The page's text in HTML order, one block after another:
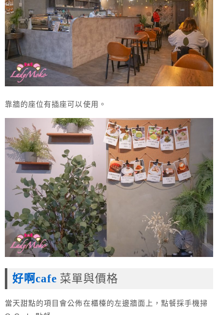
靠牆的座位有插座可以使用。
好啊cafe 菜單與價格
當天甜點的項目會公佈在櫃檯的左邊牆面上，點餐採手機掃